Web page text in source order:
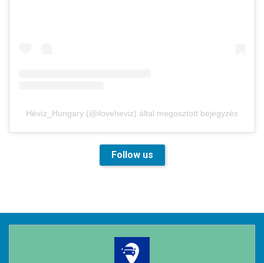
Hévíz_Hungary (@iloveheviz) által megosztott bejegyzés
Follow us